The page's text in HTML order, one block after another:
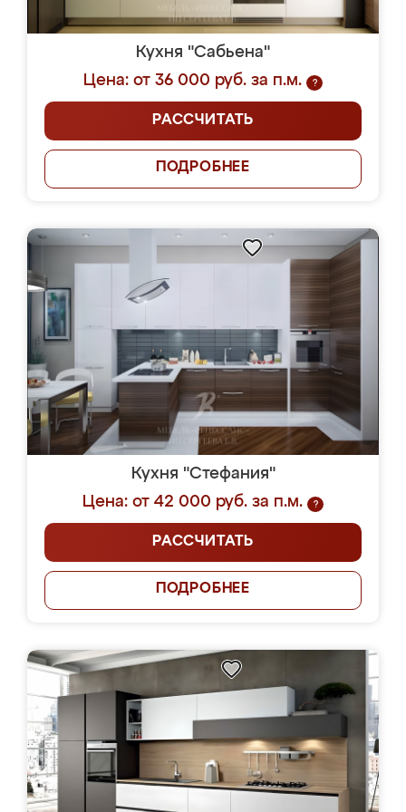
Кухня "Сабьена"
Цена: от 36 000 руб. за п.м.
?
РАССЧИТАТЬ
ПОДРОБНЕЕ
Кухня "Стефания"
Цена: от 42 000 руб. за п.м.
?
РАССЧИТАТЬ
ПОДРОБНЕЕ